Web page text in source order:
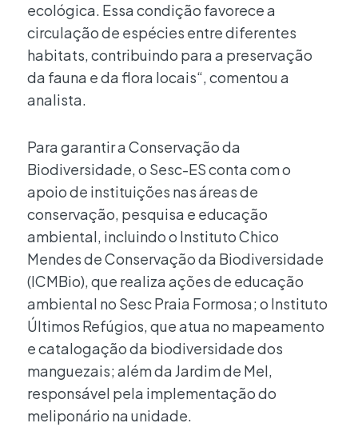
ecológica. Essa condição favorece a
circulação de espécies entre diferentes
habitats, contribuindo para a preservação
da fauna e da flora locais“, comentou a
analista.
Para garantir a Conservação da
Biodiversidade, o Sesc-ES conta com o
apoio de instituições nas áreas de
conservação, pesquisa e educação
ambiental, incluindo o Instituto Chico
Mendes de Conservação da Biodiversidade
(ICMBio), que realiza ações de educação
ambiental no Sesc Praia Formosa; o Instituto
Últimos Refúgios, que atua no mapeamento
e catalogação da biodiversidade dos
manguezais; além da Jardim de Mel,
responsável pela implementação do
meliponário na unidade.